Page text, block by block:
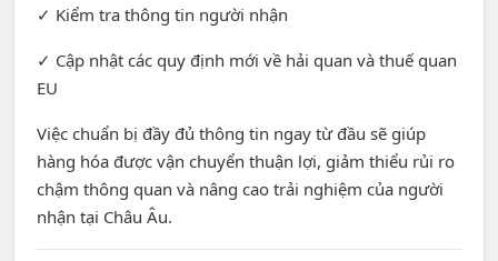
✓ Kiểm tra thông tin người nhận
✓ Cập nhật các quy định mới về hải quan và thuế quan
EU
Việc chuẩn bị đầy đủ thông tin ngay từ đầu sẽ giúp
hàng hóa được vận chuyển thuận lợi, giảm thiểu rủi ro
chậm thông quan và nâng cao trải nghiệm của người
nhận tại Châu Âu.